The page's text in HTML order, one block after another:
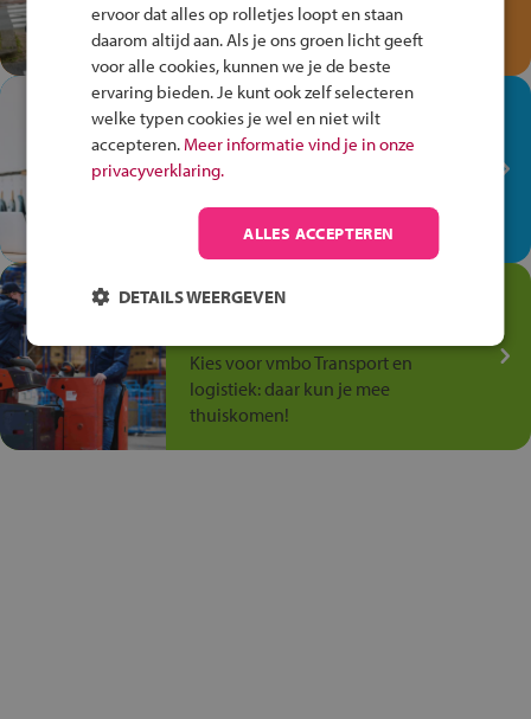
Speel het Fiets Veilig Verkeersspel
en win een Cortina-fiets!
In de winkel ben je op je
plek!
Ontdek via het vmbo jouw talent
op de winkelvloer, waar elke dag
anders is!
Jouw talent in de
Kies voor vmbo Transport en
logistiek: daar kun je mee
thuiskomen!
ervoor dat alles op rolletjes loopt en staan
daarom altijd aan. Als je ons groen licht geeft
voor alle cookies, kunnen we je de beste
ervaring bieden. Je kunt ook zelf selecteren
welke typen cookies je wel en niet wilt
accepteren. Meer informatie vind je in onze
privacyverklaring.
ALLES ACCEPTEREN
DETAILS WEERGEVEN